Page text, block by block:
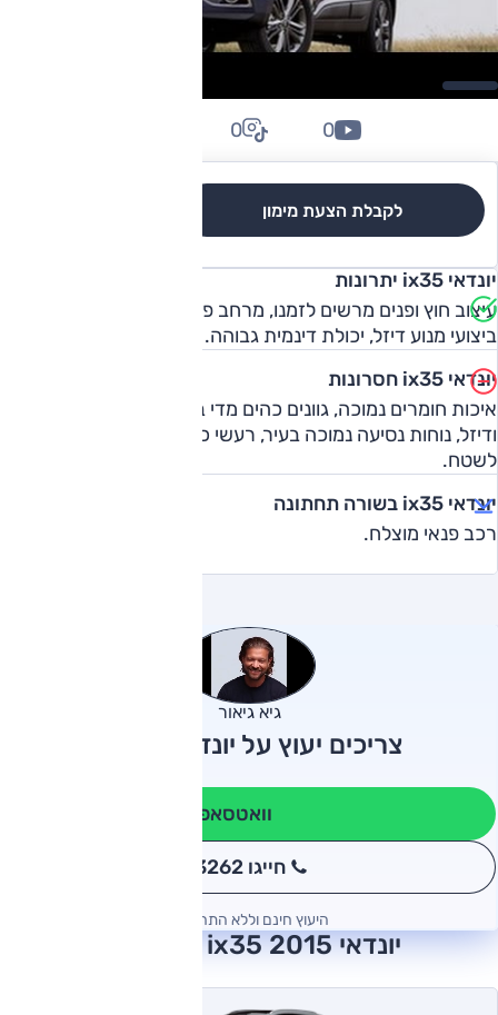
לקבלת הצעת מימון
0
0
יונדאי ix35 יתרונות
עיצוב חוץ ופנים מרשים לזמנו, מרחב פנים טוב ותא מטען יעיל,
ביצועי מנוע דיזל, יכולת דינמית גבוהה.
יונדאי ix35 חסרונות
איכות חומרים נמוכה, גוונים כהים מדי בפנים, רעש מנועי בנזין
ודיזל, נוחות נסיעה נמוכה בעיר, רעשי כביש מחוץ לעיר, לא
לשטח.
יונדאי ix35 בשורה תחתונה
רכב פנאי מוצלח.
גיא גיאור
צריכים יעוץ על יונדאי ix35?
וואטסאפ
חייגו 3262
היעוץ חינם וללא התחייבות
יונדאי ix35 2015 חוות דעת